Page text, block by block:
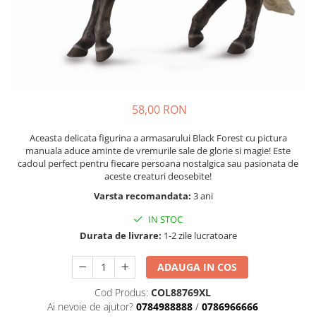
Jucarii interactive
Proiector pentru copii
Instrumente muzicale pentru copii
Bucatarii pentru copii
Banc de lucru pentru copii
Costum Halloween Copii
Animale de jucarie
Jucarii cu Dinozauri
Figurine cu animale domestice
Cadou copii 8 ani
Cadou copii 9 ani
Cadou copii 10 ani
58,00 RON
Aceasta delicata figurina a armasarului Black Forest cu pictura
manuala aduce aminte de vremurile sale de glorie si magie! Este
cadoul perfect pentru fiecare persoana nostalgica sau pasionata de
aceste creaturi deosebite!
Varsta recomandata: 3 ani
IN STOC
Durata de livrare: 1-2 zile lucratoare
ADAUGA IN COS
Cod Produs: COL88769XL
Ai nevoie de ajutor? 0784988888 / 0786966666